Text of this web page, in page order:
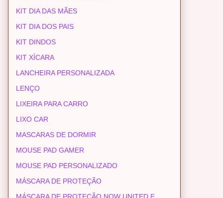
KIT DIA DAS MÃES
KIT DIA DOS PAIS
KIT DINDOS
KIT XÍCARA
LANCHEIRA PERSONALIZADA
LENÇO
LIXEIRA PARA CARRO
LIXO CAR
MASCARAS DE DORMIR
MOUSE PAD GAMER
MOUSE PAD PERSONALIZADO
MÁSCARA DE PROTEÇÃO
MÁSCARA DE PROTEÇÃO NOW UNITED E